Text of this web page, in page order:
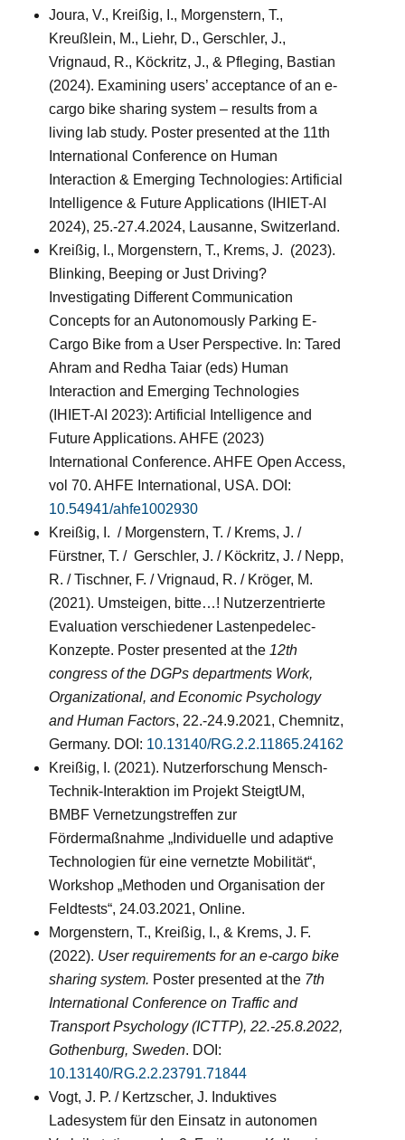
Joura, V., Kreißig, I., Morgenstern, T.,
Kreußlein, M., Liehr, D., Gerschler, J.,
Vrignaud, R., Köckritz, J., & Pfleging, Bastian
(2024). Examining users’ acceptance of an e-
cargo bike sharing system – results from a
living lab study. Poster presented at the 11th
International Conference on Human
Interaction & Emerging Technologies: Artificial
Intelligence & Future Applications (IHIET-AI
2024), 25.-27.4.2024, Lausanne, Switzerland.
Kreißig, I., Morgenstern, T., Krems, J. (2023).
Blinking, Beeping or Just Driving?
Investigating Different Communication
Concepts for an Autonomously Parking E-
Cargo Bike from a User Perspective. In: Tared
Ahram and Redha Taiar (eds) Human
Interaction and Emerging Technologies
(IHIET-AI 2023): Artificial Intelligence and
Future Applications. AHFE (2023)
International Conference. AHFE Open Access,
vol 70. AHFE International, USA. DOI:
10.54941/ahfe1002930
Kreißig, I. / Morgenstern, T. / Krems, J. /
Fürstner, T. / Gerschler, J. / Köckritz, J. / Nepp,
R. / Tischner, F. / Vrignaud, R. / Kröger, M.
(2021). Umsteigen, bitte…! Nutzerzentrierte
Evaluation verschiedener Lastenpedelec-
Konzepte. Poster presented at the 12th
congress of the DGPs departments Work,
Organizational, and Economic Psychology
and Human Factors, 22.-24.9.2021, Chemnitz,
Germany. DOI: 10.13140/RG.2.2.11865.24162
Kreißig, I. (2021). Nutzerforschung Mensch-
Technik-Interaktion im Projekt SteigtUM,
BMBF Vernetzungstreffen zur
Fördermaßnahme „Individuelle und adaptive
Technologien für eine vernetzte Mobilität“,
Workshop „Methoden und Organisation der
Feldtests“, 24.03.2021, Online.
Morgenstern, T., Kreißig, I., & Krems, J. F.
(2022). User requirements for an e-cargo bike
sharing system. Poster presented at the 7th
International Conference on Traffic and
Transport Psychology (ICTTP), 22.-25.8.2022,
Gothenburg, Sweden. DOI:
10.13140/RG.2.2.23791.71844
Vogt, J. P. / Kertzscher, J. Induktives
Ladesystem für den Einsatz in autonomen